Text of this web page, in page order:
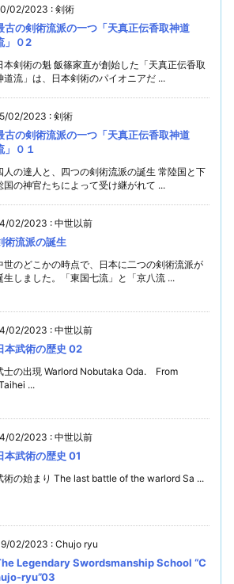
02/2023 : 剣術
古の剣術流派の一つ「天真正伝香取神道
」０2
本剣術の魁 飯篠家直が創始した「天真正伝香取
道流」は、日本剣術のパイオニアだ ...
02/2023 : 剣術
古の剣術流派の一つ「天真正伝香取神道
」０１
人の達人と、四つの剣術流派の誕生 常陸国と下
国の神官たちによって受け継がれて ...
02/2023 : 中世以前
術流派の誕生
世のどこかの時点で、日本に二つの剣術流派が
生しました。「東国七流」と「京八流 ...
02/2023 : 中世以前
本武術の歴史 02
士の出現 Warlord Nobutaka Oda. From
...
02/2023 : 中世以前
本武術の歴史 01
術の始まり The last battle of the warlord Sa ...
02/2023 : Chujo ryu
Legendary Swordsmanship School “C
ryu”03